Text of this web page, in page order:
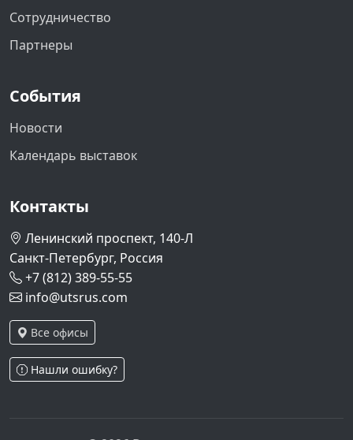
Сотрудничество
Партнеры
События
Новости
Календарь выставок
Контакты
Ленинский проспект, 140-Л
Санкт-Петербург, Россия
+7 (812) 389-55-55
info@utsrus.com
Все офисы
Нашли ошибку?